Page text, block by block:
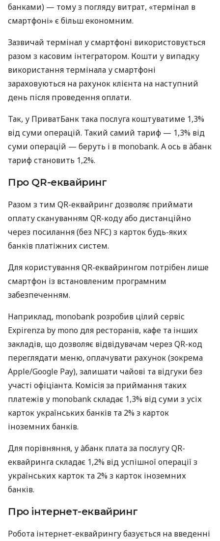
банками) — тому з погляду витрат, «термінал в
смартфоні» є більш економним.
Зазвичай термінал у смартфоні використовується
разом з касовим інтегратором. Кошти у випадку
використання термінала у смартфоні
зараховуються на рахунок клієнта на наступний
день після проведення оплати.
Так, у ПриватБанк така послуга коштуватиме 1,3%
від суми операцій. Такий самий тариф — 1,3% від
суми операцій — беруть і в monobank. А ось в àбанк
тариф становить 1,2%.
Про QR-еквайринг
Разом з тим QR-еквайринг дозволяє приймати
оплату скануванням QR-коду або дистанційно
через посилання (без NFC) з карток будь-яких
банків платіжних систем.
Для користування QR-еквайрингом потрібен лише
смартфон із встановленим програмним
забезпеченням.
Наприклад, monobank розробив цілий сервіс
Expirenza by mono для ресторанів, кафе та інших
закладів, що дозволяє відвідувачам через QR-код
переглядати меню, оплачувати рахунок (зокрема
Apple/Google Pay), залишати чайові та відгуки без
участі офіціанта. Комісія за приймання таких
платежів у monobank складає 1,3% від суми з усіх
карток українських банків та 2% з карток
іноземних банків.
Для порівняння, у àбанк плата за послугу QR-
еквайринга складає 1,2% від успішної операції з
українських карток та 2% з карток іноземних
банків.
Про інтернет-еквайринг
Робота інтернет-еквайрингу базується на введенні